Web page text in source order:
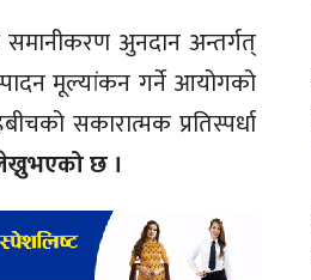
समानीकरण अुनदान अन्तर्गत्
मूल्यांकन गर्ने आयोगको
सकारात्मक प्रतिस्पर्धा
छ ।